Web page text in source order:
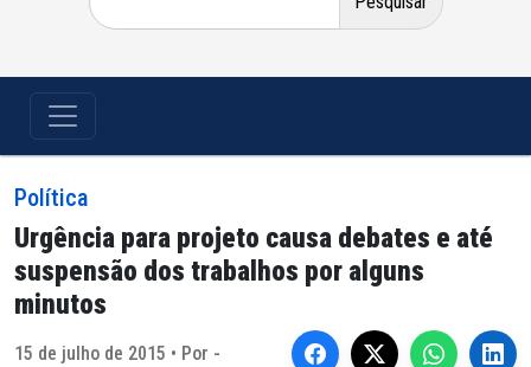
por:
Política
Urgência para projeto causa debates e até
suspensão dos trabalhos por alguns
minutos
15 de julho de 2015 • Por -